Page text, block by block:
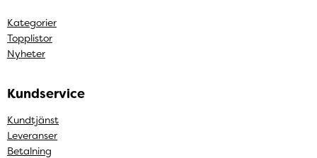
Kategorier
Topplistor
Nyheter
Kundservice
Kundtjänst
Leveranser
Betalning